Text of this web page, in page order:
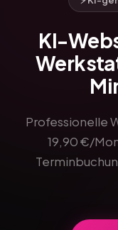
KI-
Professionelle
19,90 €/